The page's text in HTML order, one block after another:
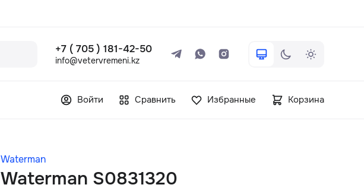
+7 ( 705 ) 181-42-50
info@vetervremeni.kz
Войти Сравнить Избранные Корзина
Waterman
Waterman S0831320
+7 ( 705 ) 181-42-50